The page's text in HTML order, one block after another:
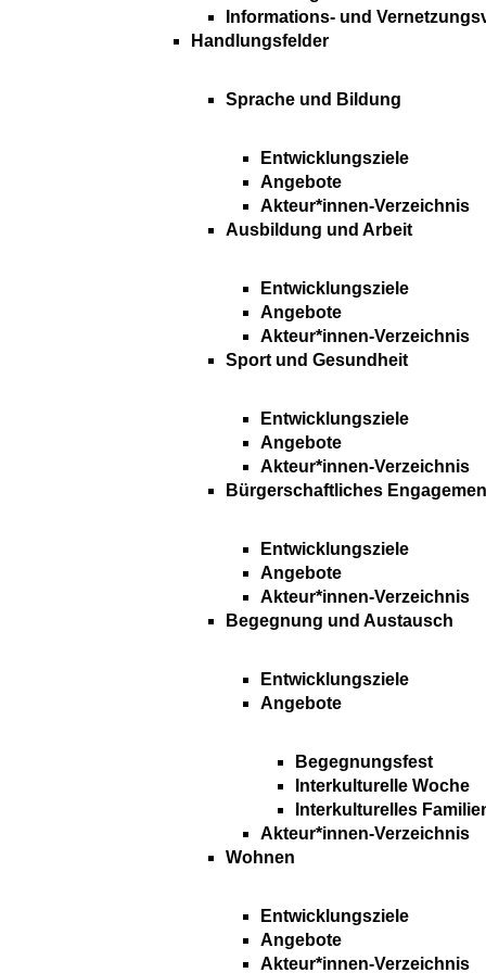
Informations- und
Handlungsfelder
Sprache und Bildung
Entwicklungsziele
Angebote
Akteur*innen-Verzeichnis
Ausbildung und Arbeit
Entwicklungsziele
Angebote
Akteur*innen-Verzeichnis
Sport und Gesundheit
Entwicklungsziele
Angebote
Akteur*innen-Verzeichnis
Bürgerschaftliches
Entwicklungsziele
Angebote
Akteur*innen-Verzeichnis
Begegnung und Austausch
Entwicklungsziele
Angebote
Begegnungsfest
Interkulturelle Woche
Interkulturelles
Akteur*innen-Verzeichnis
Wohnen
Entwicklungsziele
Angebote
Akteur*innen-Verzeichnis